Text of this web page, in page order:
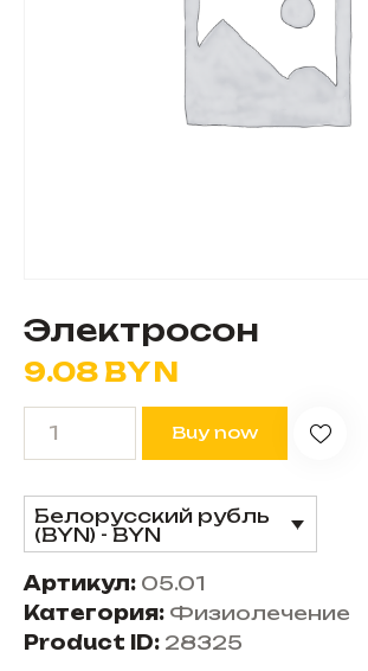
Электросон
9.08 BYN
Buy now
Белорусский рубль
(BYN) - BYN
Артикул: 05.01
Категория: Физиолечение
Product ID: 28325